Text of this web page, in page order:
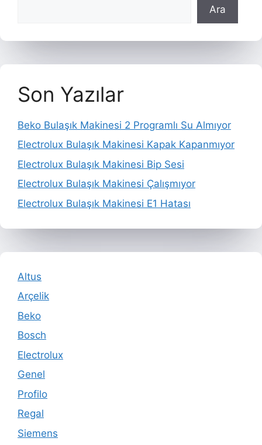
Ara
Son Yazılar
Beko Bulaşık Makinesi 2 Programlı Su Almıyor
Electrolux Bulaşık Makinesi Kapak Kapanmıyor
Electrolux Bulaşık Makinesi Bip Sesi
Electrolux Bulaşık Makinesi Çalışmıyor
Electrolux Bulaşık Makinesi E1 Hatası
Altus
Arçelik
Beko
Bosch
Electrolux
Genel
Profilo
Regal
Siemens